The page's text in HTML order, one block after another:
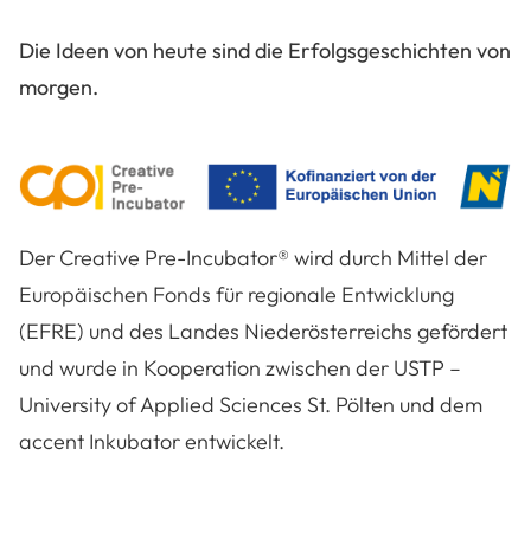
Die Ideen von heute sind die Erfolgsgeschichten von
morgen.
Der Creative Pre-Incubator® wird durch Mittel der
Europäischen Fonds für regionale Entwicklung
(EFRE) und des Landes Niederösterreichs gefördert
und wurde in Kooperation zwischen der USTP –
University of Applied Sciences St. Pölten und dem
accent Inkubator entwickelt.